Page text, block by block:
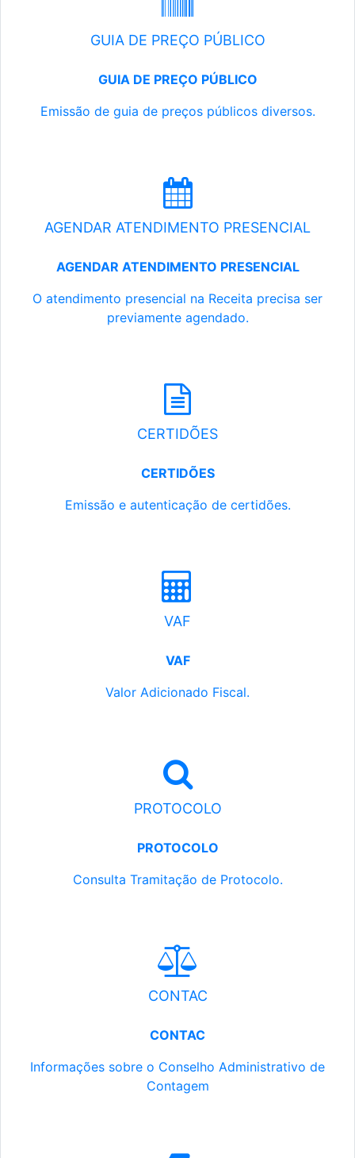
GUIA DE PREÇO PÚBLICO
GUIA DE PREÇO PÚBLICO
Emissão de guia de preços públicos diversos.
AGENDAR ATENDIMENTO PRESENCIAL
AGENDAR ATENDIMENTO PRESENCIAL
O atendimento presencial na Receita precisa ser
previamente agendado.
CERTIDÕES
CERTIDÕES
Emissão e autenticação de certidões.
VAF
VAF
Valor Adicionado Fiscal.
PROTOCOLO
PROTOCOLO
Consulta Tramitação de Protocolo.
CONTAC
CONTAC
Informações sobre o Conselho Administrativo de
Contagem